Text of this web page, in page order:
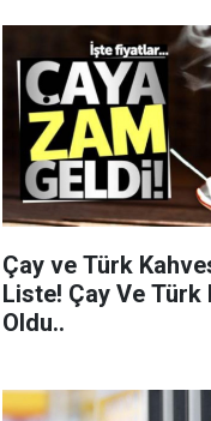
Çay ve Türk
Liste! Çay Ve Türk Kahvesi Lüks
Oldu..